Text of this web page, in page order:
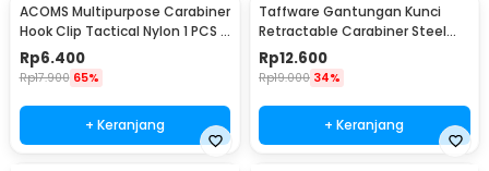
ACOMS Multipurpose Carabiner
Hook Clip Tactical Nylon 1 PCS -
HW75
Rp6.400
Rp17.900 65%
+ Keranjang
Taffware Gantungan Kunci
Retractable Carabiner Steel
Wire - SN40
Rp12.600
Rp19.000 34%
+ Keranjang